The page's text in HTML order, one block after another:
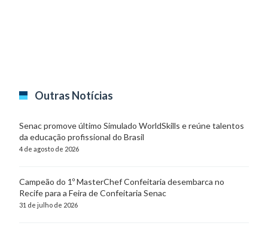
Outras Notícias
Senac promove último Simulado WorldSkills e reúne talentos
da educação profissional do Brasil
4 de agosto de 2026
Campeão do 1º MasterChef Confeitaria desembarca no
Recife para a Feira de Confeitaria Senac
31 de julho de 2026